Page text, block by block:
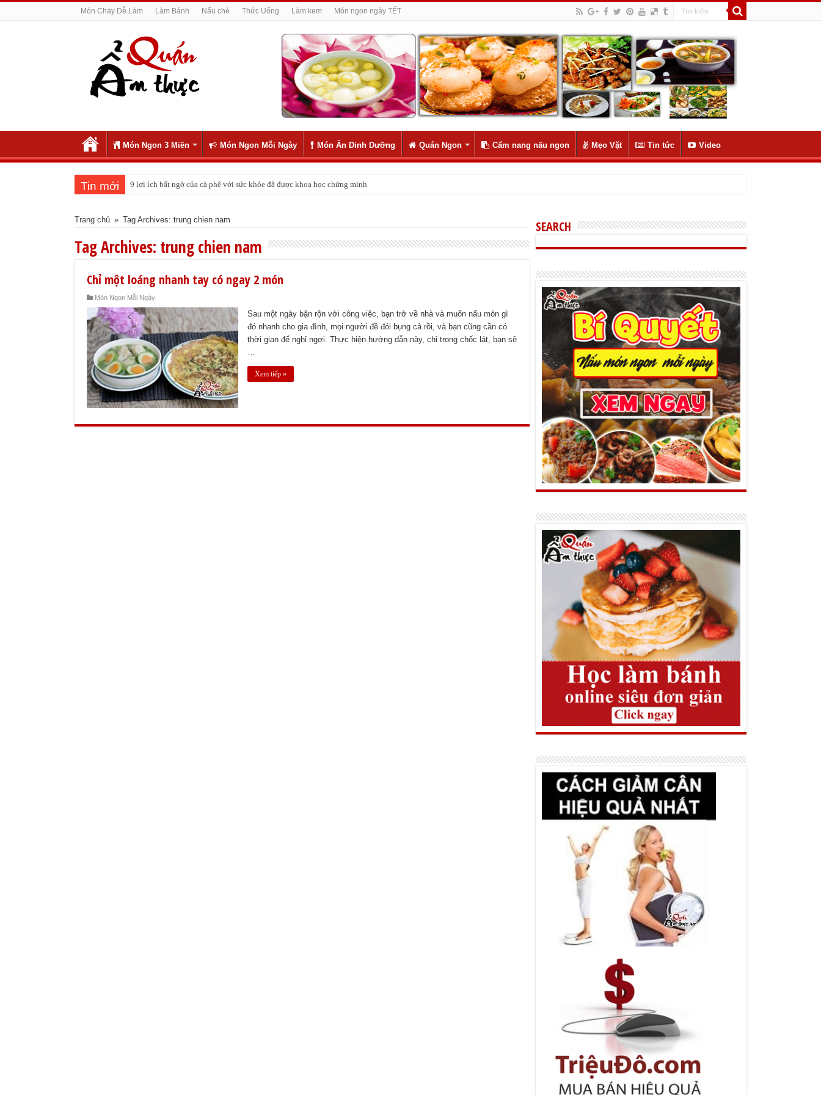
Món Chay Dễ Làm Làm Bánh Nấu chè Thức Uống Làm kem Món ngon ngày TẾT
Món Ngon 3 Miền Món Ngon Mỗi Ngày Món Ăn Dinh Dưỡng Quán Ngon Cẩm nang nấu ngon Mẹo Vặt Tin tức Video
Tin mới 9 lợi ích bất ngờ của cà phê với sức khỏe đã được khoa học chứng minh
Trang chủ » Tag Archives: trung chien nam
Tag Archives: trung chien nam
Chỉ một loáng nhanh tay có ngay 2 món
Món Ngon Mỗi Ngày
Sau một ngày bận rộn với công việc, bạn trở về nhà và muốn nấu món gì
đó nhanh cho gia đình, mọi người đề đói bụng cả rồi, và bạn cũng cần có
thời gian để nghỉ ngơi. Thực hiện hướng dẫn này, chỉ trong chốc lát, bạn sẽ
…
Xem tiếp »
SEARCH